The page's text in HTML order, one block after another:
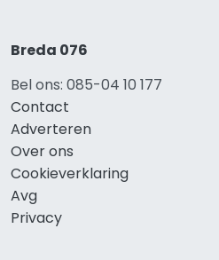
Breda 076
Bel ons: 085-04 10 177
Contact
Adverteren
Over ons
Cookieverklaring
Avg
Privacy